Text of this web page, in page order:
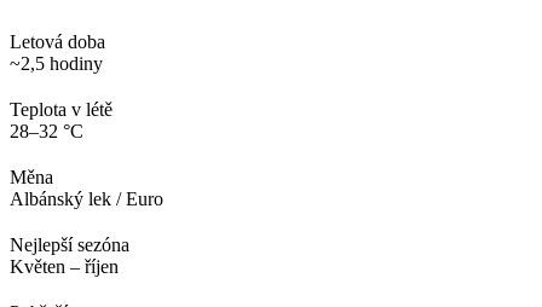
Letová doba
~2,5 hodiny
Teplota v létě
28–32 °C
Měna
Albánský lek / Euro
Nejlepší sezóna
Květen – říjen